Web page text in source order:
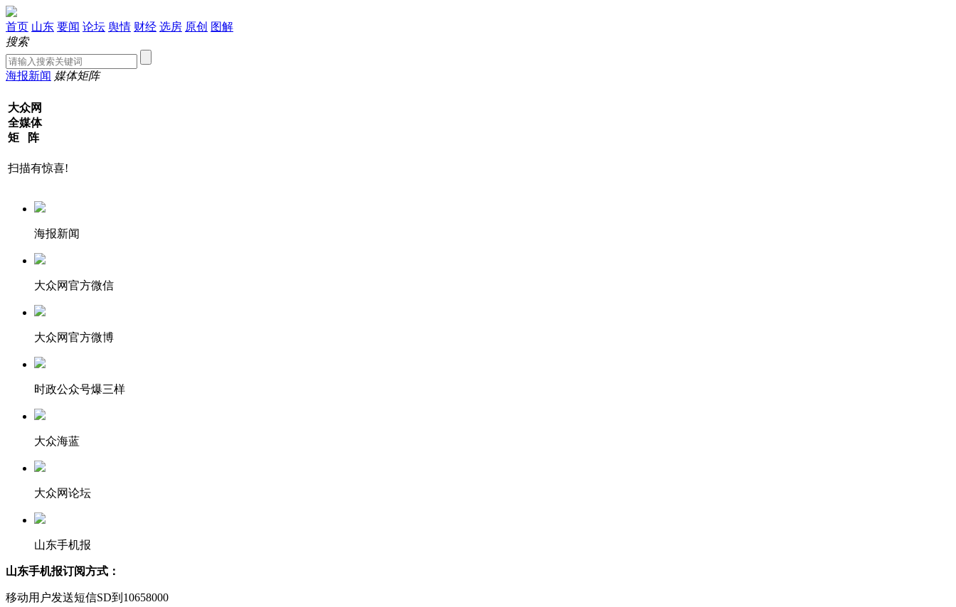
首页 山东 要闻 论坛 舆情 财经 选房 原创 图解
搜索
海报新闻 媒体矩阵
大众网
全媒体
矩 阵
扫描有惊喜!
海报新闻
大众网官方微信
大众网官方微博
时政公众号爆三样
大众海蓝
大众网论坛
山东手机报
山东手机报订阅方式：
移动用户发送短信SD到10658000